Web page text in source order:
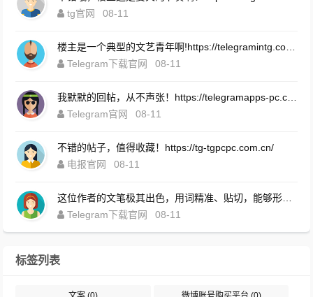
tg官网
08-11
楼主是一个典型的文艺青年啊!https://telegramintg.com.cn/download.html
Telegram下载官网
08-11
我默默的回帖，从不声张！https://telegramapps-pc.com.cn/
Telegram官网
08-11
不错的帖子，值得收藏！https://tg-tgpcpc.com.cn/
电报官网
08-11
这位作者的文笔极其出色，用词精准、贴切，能够形象地传达出他的思想和情感。https://telegrompc.com.cn/download.html
Telegram下载官网
08-11
标签列表